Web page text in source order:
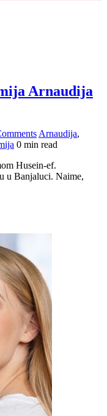
Arnaudija
Arnaudija,
0 min read
Husein-ef.
u Banjaluci. Naime,